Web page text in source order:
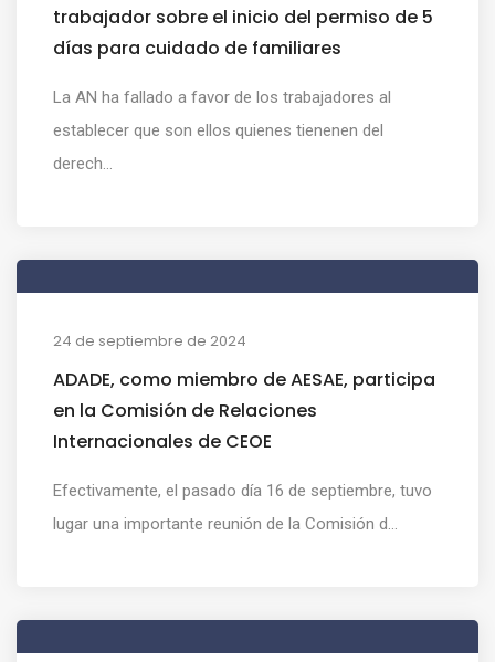
trabajador sobre el inicio del permiso de 5
días para cuidado de familiares
La AN ha fallado a favor de los trabajadores al
establecer que son ellos quienes tienenen del
derech...
24 de septiembre de 2024
ADADE, como miembro de AESAE, participa
en la Comisión de Relaciones
Internacionales de CEOE
Efectivamente, el pasado día 16 de septiembre, tuvo
lugar una importante reunión de la Comisión d...